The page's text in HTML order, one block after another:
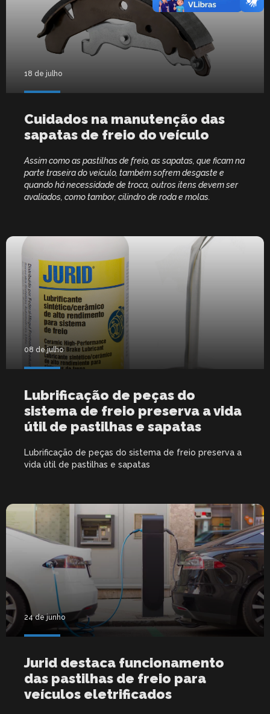
18 de julho
Cuidados na manutenção das
sapatas de freio do veículo
Assim como as pastilhas de freio, as sapatas, que ficam na
parte traseira do veículo, também sofrem desgaste e
quando há necessidade de troca, outros itens devem ser
avaliados, como tambor, cilindro de roda e molas.
08 de julho
Lubrificação de peças do
sistema de freio preserva a vida
útil de pastilhas e sapatas
Lubrificação de peças do sistema de freio preserva a
vida útil de pastilhas e sapatas
24 de junho
Jurid destaca funcionamento
das pastilhas de freio para
veículos eletrificados